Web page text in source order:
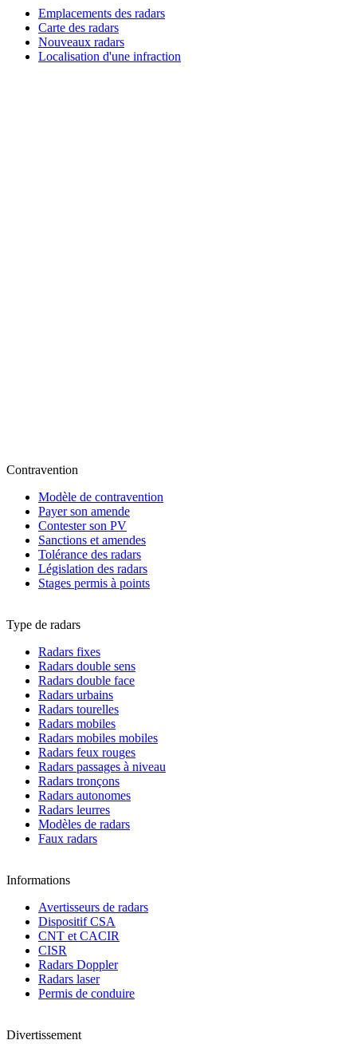
Emplacements des radars
Carte des radars
Nouveaux radars
Localisation d'une infraction
Contravention
Modèle de contravention
Payer son amende
Contester son PV
Sanctions et amendes
Tolérance des radars
Législation des radars
Stages permis à points
Type de radars
Radars fixes
Radars double sens
Radars double face
Radars urbains
Radars tourelles
Radars mobiles
Radars mobiles mobiles
Radars feux rouges
Radars passages à niveau
Radars tronçons
Radars autonomes
Radars leurres
Modèles de radars
Faux radars
Informations
Avertisseurs de radars
Dispositif CSA
CNT et CACIR
CISR
Radars Doppler
Radars laser
Permis de conduire
Divertissement